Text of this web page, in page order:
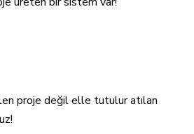
proje değil elle tutulur atılan